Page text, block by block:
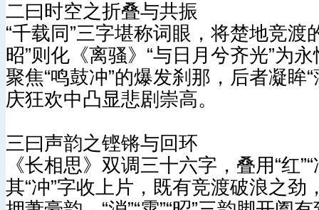
二曰时空之折叠与共振
“千载同”三字堪称词眼，将楚地竞
昭”则化《离骚》“与日月兮齐光”为
聚焦“鸣鼓冲”的爆发刹那，后者凝眸
庆狂欢中凸显悲剧崇高。
三曰声韵之铿锵与回环
《长相思》双调三十六字，叠用“红”“
其“冲”字收上片，既有竞渡破浪之